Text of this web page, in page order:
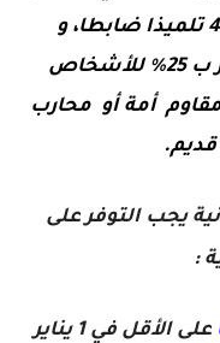
بالتلاميذ الضباط و عددهم 40 تلميذا ضابطا، و
سيحتفظ منها علي نسبة تقدر ب 25% للأشخاص
أمة أو محارب
يجب التوفر على
:
على الأقل في 1 يناير